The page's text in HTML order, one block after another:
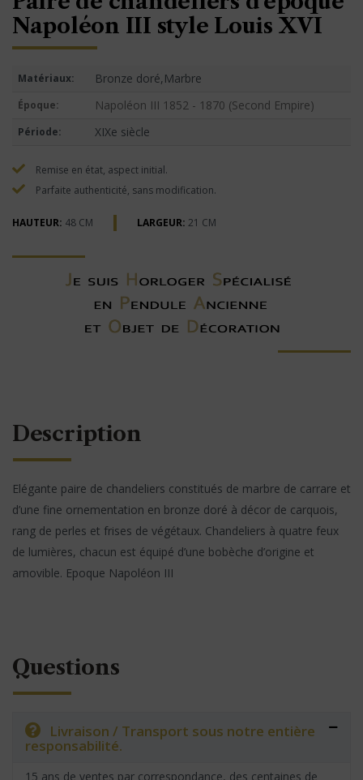
Napoléon III style Louis XVI
Matériaux: Bronze doré,Marbre
Époque: Napoléon III 1852 - 1870 (Second Empire)
Période: XIXe siècle
Remise en état, aspect initial.
Parfaite authenticité, sans modification.
HAUTEUR: 48 CM LARGEUR: 21 CM
Description
Elégante paire de chandeliers constitués de marbre de carrare et
d’une fine ornementation en bronze doré à décor de carquois,
rang de perles et frises de végétaux. Chandeliers à quatre feux
de lumières, chacun est équipé d’une bobèche d’origine et
amovible. Epoque Napoléon III
Questions
Livraison / Transport sous notre entière
responsabilité.
15 ans de ventes par correspondance, des centaines de